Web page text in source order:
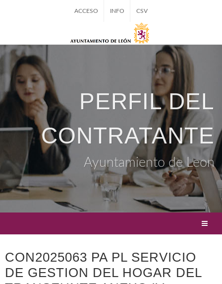
ACCESO INFO CSV
PERFIL DEL
CONTRATANTE
Ayuntamiento de Leon
CON2025063 PA PL SERVICIO
DE GESTION DEL HOGAR DEL